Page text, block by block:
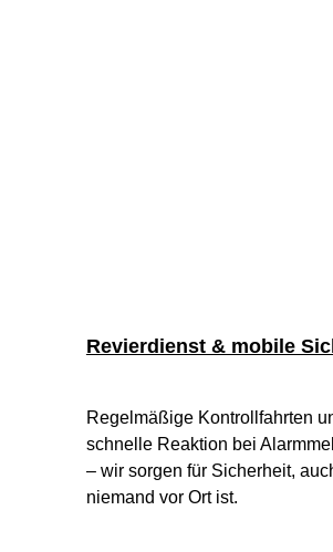
Regelmäßige Kontrollfahrten
schnelle Reaktion bei
– wir sorgen für Sicherheit,
niemand vor Ort ist.
Revierdienst & mobile